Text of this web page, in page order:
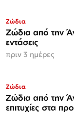
Ζώδια
Ζώδια από την
εντάσεις
πριν 3 ημέρες
Ζώδια
Ζώδια από την
επιτυχίες στα